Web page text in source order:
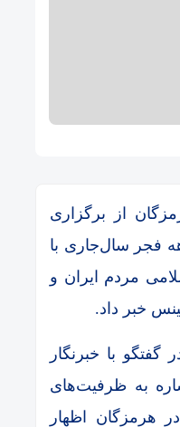
از برگزاری
فجر سال‌جاری با
مردم ایران و
خبر داد.
با خبرنگار
به ظرفیت‌های
هرمزگان اظهار